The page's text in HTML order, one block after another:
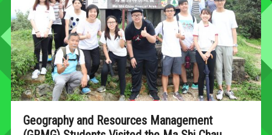
Geography and Resources Management